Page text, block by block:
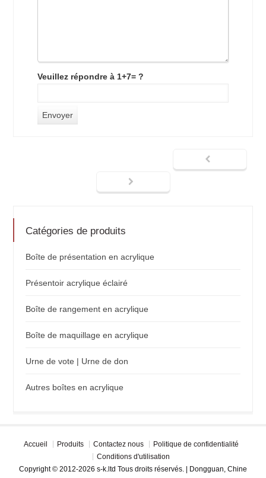
Veuillez répondre à 1+7= ?
Catégories de produits
Boîte de présentation en acrylique
Présentoir acrylique éclairé
Boîte de rangement en acrylique
Boîte de maquillage en acrylique
Urne de vote | Urne de don
Autres boîtes en acrylique
Accueil Produits Contactez nous
Politique de confidentialité
Conditions d'utilisation
Copyright © 2012-2026 s-k.ltd Tous droits réservés. | Dongguan, Chine